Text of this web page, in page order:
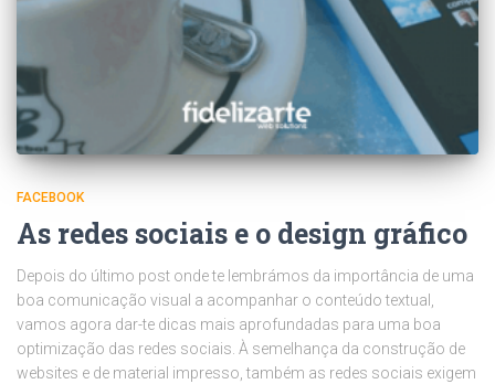
FACEBOOK
As redes sociais e o design gráfico
Depois do último post onde te lembrámos da importância de uma
boa comunicação visual a acompanhar o conteúdo textual,
vamos agora dar-te dicas mais aprofundadas para uma boa
optimização das redes sociais. À semelhança da construção de
websites e de material impresso, também as redes sociais exigem